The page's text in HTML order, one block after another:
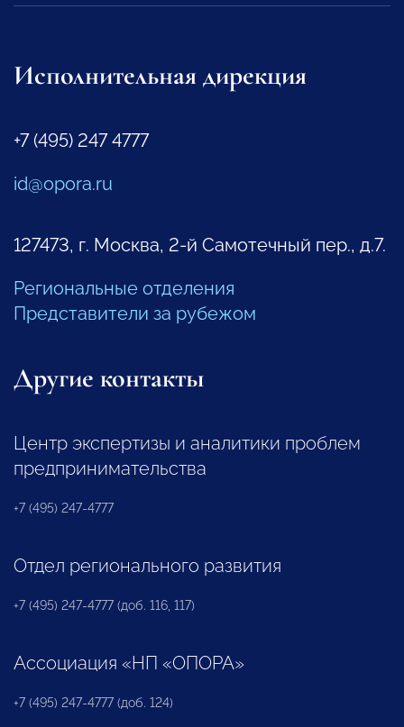
Исполнительная дирекция
+7 (495) 247 4777
id@opora.ru
127473, г. Москва, 2-й Самотечный пер., д.7.
Региональные отделения
Представители за рубежом
Другие контакты
Центр экспертизы и аналитики проблем
предпринимательства
+7 (495) 247-4777
Отдел регионального развития
+7 (495) 247-4777 (доб. 116, 117)
Ассоциация «НП «ОПОРА»
+7 (495) 247-4777 (доб. 124)